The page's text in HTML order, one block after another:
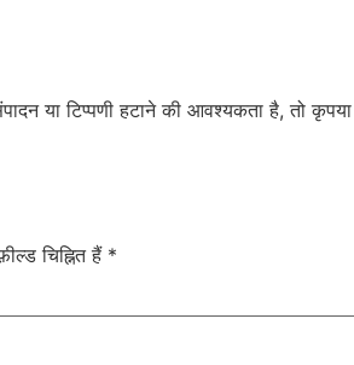
या टिप्पणी हटाने की आवश्यकता है, तो
चिह्नित हैं *